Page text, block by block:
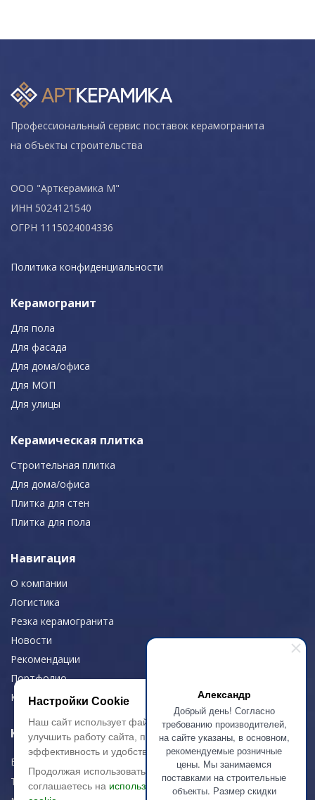
Александр
Добрый день! Согласно
требованию производителей,
на сайте указаны, в основном,
рекомендуемые розничные
цены. Мы занимаемся
поставками на строительные
объекты. Размер скидки
Профессиональный сервис поставок керамогранита
на объекты строительства
ООО "Арткерамика М"
ИНН 5024121540
ОГРН 1115024004336
Политика конфиденциальности
Керамогранит
Для пола
Для фасада
Для дома/офиса
Для МОП
Для улицы
Керамическая плитка
Строительная плитка
Для дома/офиса
Плитка для стен
Плитка для пола
Навигация
О компании
Логистика
Резка керамогранита
Новости
Рекомендации
Портфолио
Контакты
Контактная информация
E-mail: zakaz@artkeramika-opt.ru
Тел.: +7 (499) 703-30-42
Настройки Cookie
Наш сайт использует файлы cookie, чтобы
улучшить работу сайта, повысить его
эффективность и удобство.
Продолжая использовать сайт, вы
соглашаетесь на использование файлов